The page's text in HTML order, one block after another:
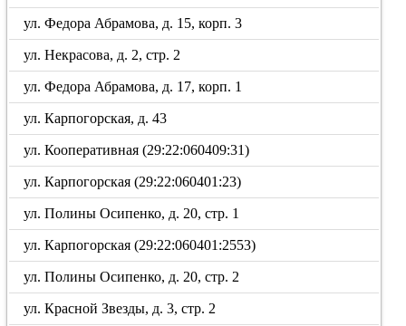
ул. Федора Абрамова, д. 15, корп. 3
ул. Некрасова, д. 2, стр. 2
ул. Федора Абрамова, д. 17, корп. 1
ул. Карпогорская, д. 43
ул. Кооперативная (29:22:060409:31)
ул. Карпогорская (29:22:060401:23)
ул. Полины Осипенко, д. 20, стр. 1
ул. Карпогорская (29:22:060401:2553)
ул. Полины Осипенко, д. 20, стр. 2
ул. Красной Звезды, д. 3, стр. 2